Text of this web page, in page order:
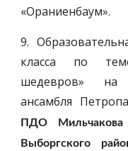
«Ораниенбаум».
9.
класса по
шедевров» на
ансамбля
ПДО
Выборгского